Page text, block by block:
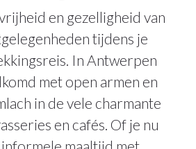
en gezelligheid van
tijdens je
In Antwerpen
met open armen en
in de vele charmante
en cafés. Of je nu